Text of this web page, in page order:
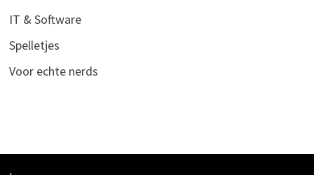
IT & Software
Spelletjes
Voor echte nerds